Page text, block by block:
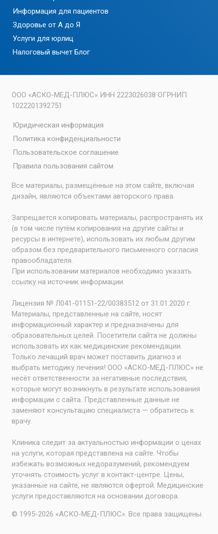
Информация для пациентов
Здоровье от А до Я
Услуги для юрлиц
Налоговый вычет Блог
ООО «АСКО-МЕД-ПЛЮС» ИНН 2223026038 ОГРНИП
1022201392751
Юридическая информация
Политика конфиденциальности
Пользовательское соглашение
Правила пользования сайтом
Все материалы, размещённые на этом сайте, включая
дизайн, являются объектами авторского права.
Запрещается копировать материалы, распространять их
(в том числе путём копирования на другие сайты и
ресурсы в интернете), использовать их любым другим
образом без предварительного письменного согласия
правообладателя.
При использовании материалов необходимо указать
ссылку на источник информации.
Лицензия № Л041-01151-22/00383512 от 31.01.2020 г.
Материалы, представленные на сайте, носят
информационный характер и предназначены для
образовательных целей. Посетители сайта не должны
использовать их как медицинские рекомендации.
Только лечащий врач может поставить диагноз и
выбрать методику лечения! ООО «АСКО-МЕД-ПЛЮС» не
несёт ответственности за негативные последствия,
которые могут возникнуть в результате использования
информации с сайта. Представленные данные не
заменяют консультацию специалиста — обратитесь к
врачу.
Клиника следит за актуальностью информации о ценах
на услуги, которая представлена на сайте. Чтобы
избежать возможных недоразумений, рекомендуем
уточнять стоимость услуг в контакт-центре. Цены,
указанные на сайте, не являются офертой. Медицинские
услуги предоставляются на основании договора.
© 1995-2026 «АСКО-МЕД-ПЛЮС». Все права защищены.